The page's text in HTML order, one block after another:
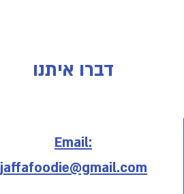
דברו איתנו
Email:
jaffafoodie@gmail.com